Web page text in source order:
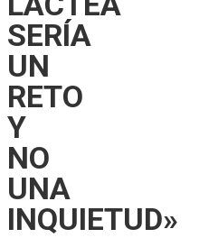
SERÍA
UN
RETO
Y
NO
UNA
INQUIETUD»